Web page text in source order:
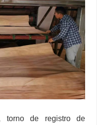
torno de registro de